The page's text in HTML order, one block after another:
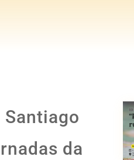
Santiago
da